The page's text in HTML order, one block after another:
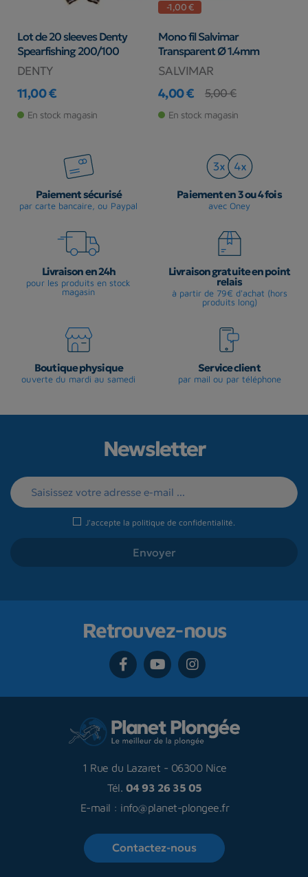
Lot de 20 sleeves Denty
Spearfishing 200/100
DENTY
Prix
11,00 €
En stock magasin
-1,00 €
Mono fil Salvimar
Transparent Ø 1.4mm
SALVIMAR
Prix
4,00 €
Prix de base
5,00 €
En stock magasin
Paiement sécurisé
par carte bancaire, ou Paypal
Paiement en 3 ou 4 fois
avec Oney
Livraison en 24h
pour les produits en stock
magasin
Livraison gratuite en point
relais
à partir de 79€ d'achat (hors
produits long)
Boutique physique
ouverte du mardi au samedi
Service client
par mail ou par téléphone
Newsletter
J'accepte la politique de confidentialité.
Retrouvez-nous
1 Rue du Lazaret - 06300 Nice
Tél. 04 93 26 35 05
E-mail : info@planet-plongee.fr
Contactez-nous